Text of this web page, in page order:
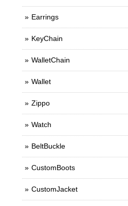
Earrings
KeyChain
WalletChain
Wallet
Zippo
Watch
BeltBuckle
CustomBoots
CustomJacket